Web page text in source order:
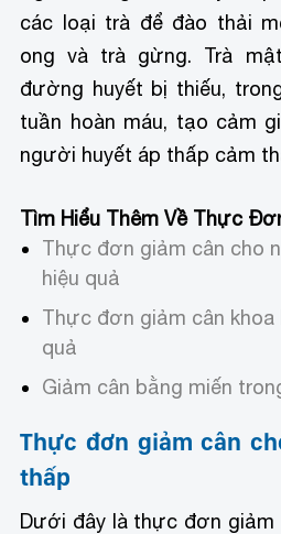
các loại trà để đào thải
ong và trà gừng. Trà
đường huyết bị thiếu,
tuần hoàn máu, tạo cảm
người huyết áp thấp cảm
Tìm Hiểu Thêm Về Thực
Thực đơn giảm cân cho
hiệu quả
Thực đơn giảm cân khoa
quả
Giảm cân bằng miến
Thực đơn giảm cân
thấp
Dưới đây là thực đơn giảm